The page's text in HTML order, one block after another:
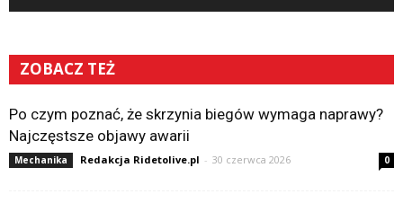
ZOBACZ TEŻ
Po czym poznać, że skrzynia biegów wymaga naprawy?
Najczęstsze objawy awarii
Mechanika Redakcja Ridetolive.pl - 30 czerwca 2026 0